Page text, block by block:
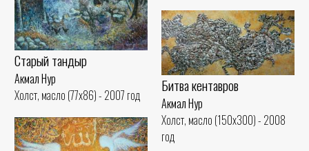
Старый тандыр
Акмал Нур
Холст, масло (77x86) - 2007 год
Битва кентавров
Акмал Нур
Холст, масло (150x300) - 2008
год